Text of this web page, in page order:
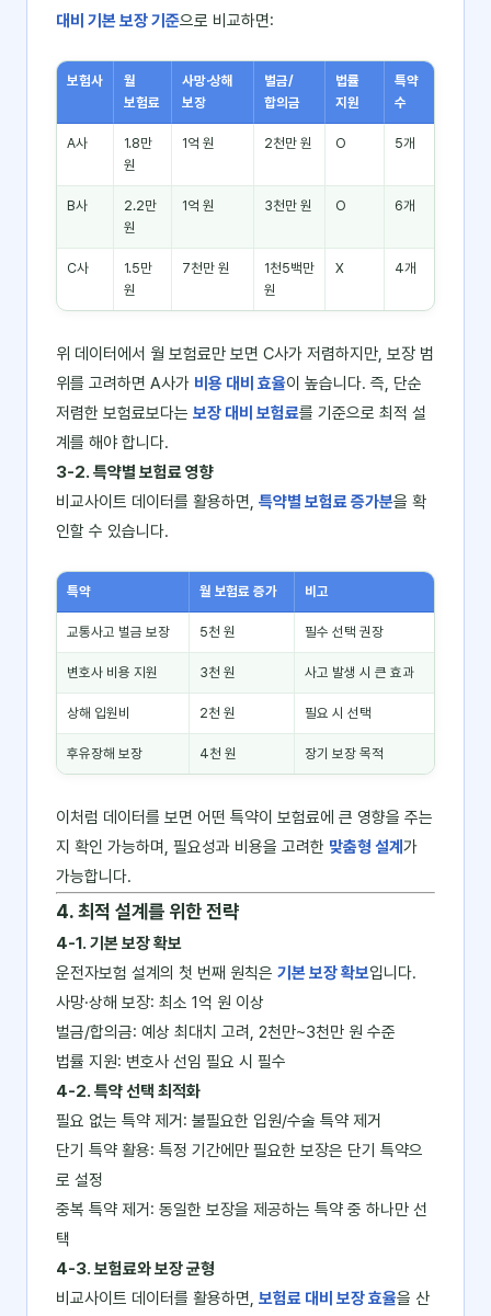
대비 기본 보장 기준으로 비교하면:
보험사
월
보험료
사망·상해
보장
벌금/
합의금
법률
지원
특약
수
A사
1.8만
원
1억 원 2천만 원 O 5개
B사
2.2만
원
1억 원 3천만 원 O 6개
C사
1.5만
원
7천만 원
1천5백만
원
X 4개
위 데이터에서 월 보험료만 보면 C사가 저렴하지만, 보장 범
위를 고려하면 A사가 비용 대비 효율이 높습니다. 즉, 단순
저렴한 보험료보다는 보장 대비 보험료를 기준으로 최적 설
계를 해야 합니다.
3-2. 특약별 보험료 영향
비교사이트 데이터를 활용하면, 특약별 보험료 증가분을 확
인할 수 있습니다.
특약 월 보험료 증가 비고
교통사고 벌금 보장 5천 원 필수 선택 권장
변호사 비용 지원 3천 원 사고 발생 시 큰 효과
상해 입원비 2천 원 필요 시 선택
후유장해 보장 4천 원 장기 보장 목적
이처럼 데이터를 보면 어떤 특약이 보험료에 큰 영향을 주는
지 확인 가능하며, 필요성과 비용을 고려한 맞춤형 설계 가
가능합니다.
4. 최적 설계를 위한 전략
4-1. 기본 보장 확보
운전자보험 설계의 첫 번째 원칙은 기본 보장 확보입니다.
사망·상해 보장: 최소 1억 원 이상
벌금/합의금: 예상 최대치 고려, 2천만~3천만 원 수준
법률 지원: 변호사 선임 필요 시 필수
4-2. 특약 선택 최적화
필요 없는 특약 제거: 불필요한 입원/수술 특약 제거
단기 특약 활용: 특정 기간에만 필요한 보장은 단기 특약으
로 설정
중복 특약 제거: 동일한 보장을 제공하는 특약 중 하나만 선
택
4-3. 보험료와 보장 균형
비교사이트 데이터를 활용하면, 보험료 대비 보장 효율을 산